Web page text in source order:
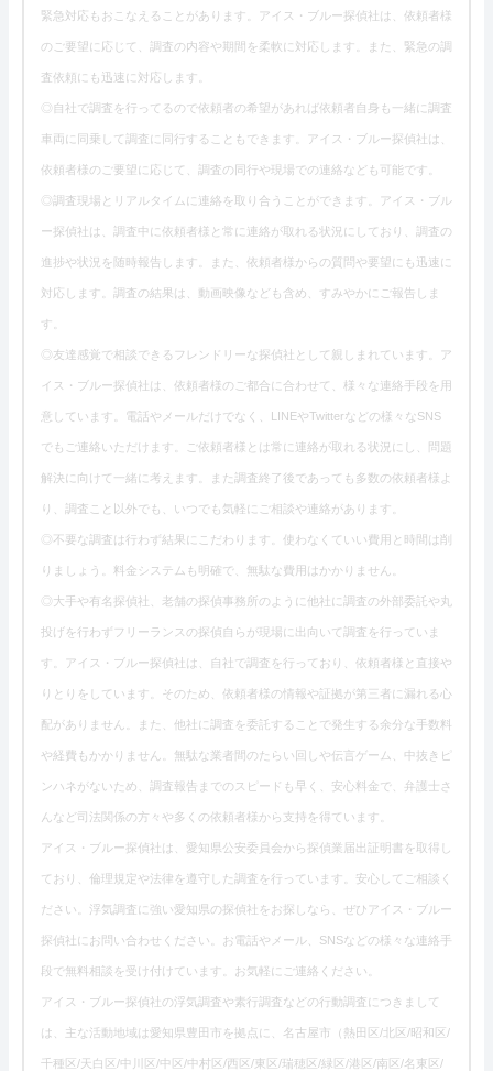
緊急対応もおこなえることがあります。アイス・ブルー探偵社は、依頼者様
のご要望に応じて、調査の内容や期間を柔軟に対応します。また、緊急の調
査依頼にも迅速に対応します。
◎自社で調査を行ってるので依頼者の希望があれば依頼者自身も一緒に調査
車両に同乗して調査に同行することもできます。アイス・ブルー探偵社は、
依頼者様のご要望に応じて、調査の同行や現場での連絡なども可能です。
◎調査現場とリアルタイムに連絡を取り合うことができます。アイス・ブル
ー探偵社は、調査中に依頼者様と常に連絡が取れる状況にしており、調査の
進捗や状況を随時報告します。また、依頼者様からの質問や要望にも迅速に
対応します。調査の結果は、動画映像なども含め、すみやかにご報告しま
す。
◎友達感覚で相談できるフレンドリーな探偵社として親しまれています。ア
イス・ブルー探偵社は、依頼者様のご都合に合わせて、様々な連絡手段を用
意しています。電話やメールだけでなく、LINEやTwitterなどの様々なSNS
でもご連絡いただけます。ご依頼者様とは常に連絡が取れる状況にし、問題
解決に向けて一緒に考えます。また調査終了後であっても多数の依頼者様よ
り、調査こと以外でも、いつでも気軽にご相談や連絡があります。
◎不要な調査は行わず結果にこだわります。使わなくていい費用と時間は削
りましょう。料金システムも明確で、無駄な費用はかかりません。
◎大手や有名探偵社、老舗の探偵事務所のように他社に調査の外部委託や丸
投げを行わずフリーランスの探偵自らが現場に出向いて調査を行っていま
す。アイス・ブルー探偵社は、自社で調査を行っており、依頼者様と直接や
りとりをしています。そのため、依頼者様の情報や証拠が第三者に漏れる心
配がありません。また、他社に調査を委託することで発生する余分な手数料
や経費もかかりません。無駄な業者間のたらい回しや伝言ゲーム、中抜きピ
ンハネがないため、調査報告までのスピードも早く、安心料金で、弁護士さ
んなど司法関係の方々や多くの依頼者様から支持を得ています。
アイス・ブルー探偵社は、愛知県公安委員会から探偵業届出証明書を取得し
ており、倫理規定や法律を遵守した調査を行っています。安心してご相談く
ださい。浮気調査に強い愛知県の探偵社をお探しなら、ぜひアイス・ブルー
探偵社にお問い合わせください。お電話やメール、SNSなどの様々な連絡手
段で無料相談を受け付けています。お気軽にご連絡ください。
アイス・ブルー探偵社の浮気調査や素行調査などの行動調査につきまして
は、主な活動地域は愛知県豊田市を拠点に、名古屋市（熱田区/北区/昭和区/
千種区/天白区/中川区/中区/中村区/西区/東区/瑞穂区/緑区/港区/南区/名東区/